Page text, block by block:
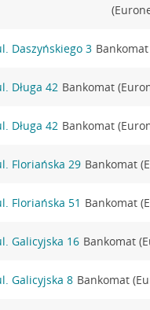
Daszyńskiego 3
Długa 42 Bankomat
Długa 42 Bankomat
Floriańska 29 Bankomat
Floriańska 51 Bankomat
Galicyjska 16 Bankomat
Galicyjska 8 Bankomat